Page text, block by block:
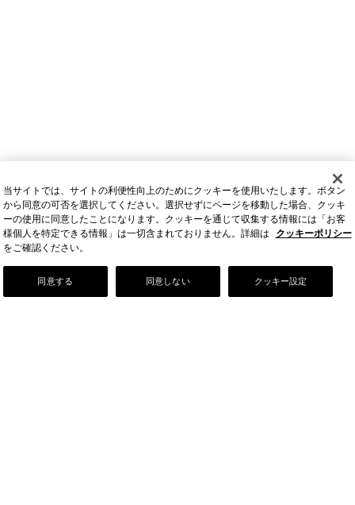
Our Story
当サイトでは、サイトの利便性向上のためにクッキーを使用いたします。ボタン
から同意の可否を選択してください。選択せずにページを移動した場合、クッキ
ーの使用に同意したことになります。クッキーを通じて収集する情報には「お客
様個人を特定できる情報」は一切含まれておりません。詳細は
クッキーポリシー
をご確認ください。
クッキー設定
同意しない
同意する